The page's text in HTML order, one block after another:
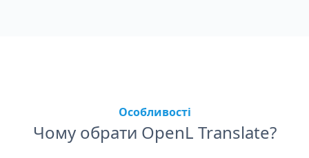
Особливості
Чому обрати OpenL Translate?